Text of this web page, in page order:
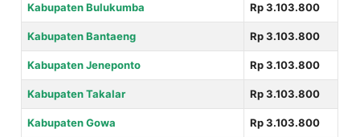
Kabupaten Bulukumba Rp 3.103.800
Kabupaten Bantaeng Rp 3.103.800
Kabupaten Jeneponto Rp 3.103.800
Kabupaten Takalar Rp 3.103.800
Kabupaten Gowa Rp 3.103.800